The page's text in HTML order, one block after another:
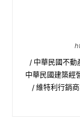
/ 中華民國不動
中華民國建築經
/ 維特利行銷